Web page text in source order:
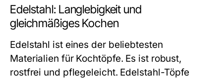
Edelstahl: Langlebigkeit und
gleichmäßiges Kochen
Edelstahl ist eines der beliebtesten
Materialien für Kochtöpfe. Es ist robust,
rostfrei und pflegeleicht. Edelstahl-Töpfe